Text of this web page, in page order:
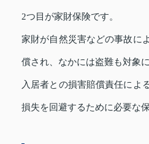
2つ目が家財保険です。
家財が自然災害などの事故に
償され、なかには盗難も対象
入居者との損害賠償責任によ
損失を回避するために必要な保